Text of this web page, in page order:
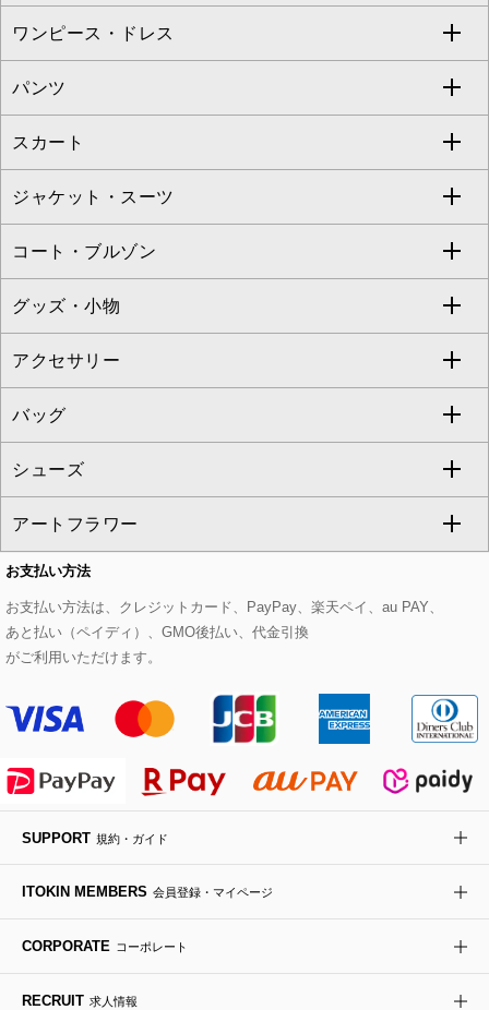
eur3
Maison de CINQ
MK MICHEL KLEIN BAG
HIROKO KOSHINO
すべてのトップス
カットソー・Tシャツ
ブラウス・シャツ
ニット・セーター
カーディガン
アンサンブルセット
ベスト・ジレ
パーカー
タンクトップ・キャミソール
スウェット・ジャージー
その他のトップス
ワンピース・ドレス
すべてのワンピース・ドレス
ワンピース
ドレス
チュニック
ジャンパースカート
その他のワンピース・ドレス
パンツ
すべてのパンツ
フルレングスパンツ
クロップド・半端丈パンツ
ガウチョ・ワイドパンツ
ハーフ・ショート丈パンツ
サロペット・オールインワン
その他のパンツ
スカート
すべてのスカート
ロング・マキシ丈スカート
ひざ丈スカート
ミモレ丈スカート
ショート・ミニ丈スカート
その他のスカート
ジャケット・スーツ
すべてのジャケット・スーツ
テーラードジャケット
ノーカラージャケット
セットアップ
セットアップジャケット
セットアップパンツ
セットアップスカート
セットアップワンピース
コート・ブルゾン
すべてのコート・ブルゾン
トレンチコート
ピーコート
ダッフルコート
チェスターコート
モッズコート
ステンカラーコート
ライダースジャケット
デニムジャケット
ダウンジャケット・コート
グッズ・小物
すべてのグッズ・小物
マスク
ストール・マフラー・スヌード
ベルト・サスペンダー
帽子
ヘアアクセサリー
ハンカチ・バンダナ
手袋
チャーム・ストラップ
アクセサリー
すべてのアクセサリー
ネックレス
ピアス・イヤリング
ブレスレット・バングル
ブローチ・コサージュ
バッグ
すべてのバッグ
トートバッグ
ショルダーバッグ
ボストンバッグ
バックパック・リュック
ボディバッグ・メッセンジャーバッグ
トラベルバッグ
シューズ
すべてのシューズ
パンプス
スニーカー
フラットシューズ
ローファー
ドレスシューズ
アートフラワー
すべてのアートフラワー
ローズ
カサブランカ・カラー
ラナンキュラス
ポプリアレンジ＆フレグランス
お支払い方法
お支払い方法は、クレジットカード、PayPay、楽天ペイ、au PAY、
あと払い（ペイディ）、GMO後払い、代金引換
がご利用いただけます。
SUPPORT 規約・ガイド
ITOKIN MEMBERS 会員登録・マイページ
CORPORATE コーポレート
RECRUIT 求人情報